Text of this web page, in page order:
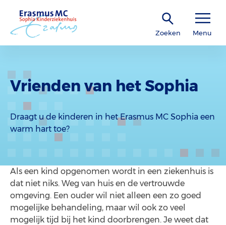
Zoeken Menu
Vrienden van het Sophia
Draagt u de kinderen in het Erasmus MC Sophia een
warm hart toe?
Als een kind opgenomen wordt in een ziekenhuis is
dat niet niks. Weg van huis en de vertrouwde
omgeving. Een ouder wil niet alleen een zo goed
mogelijke behandeling, maar wil ook zo veel
mogelijk tijd bij het kind doorbrengen. Je weet dat